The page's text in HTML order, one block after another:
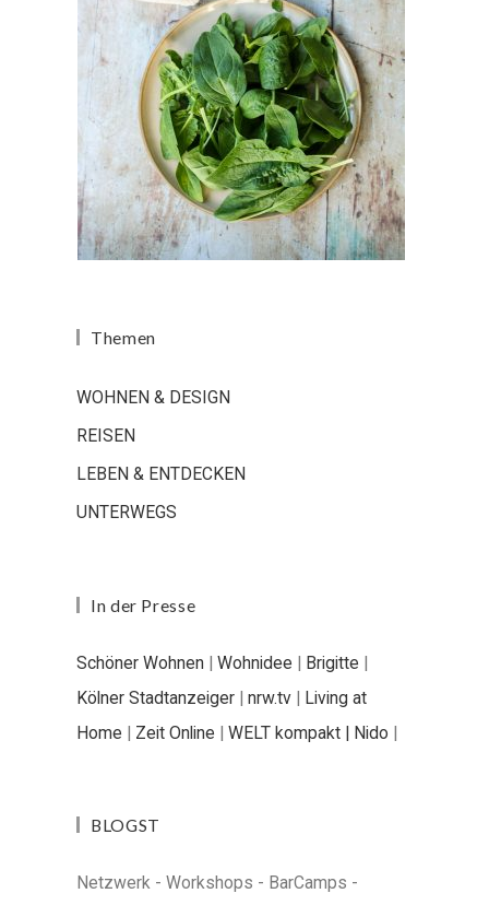
Themen
WOHNEN & DESIGN
REISEN
LEBEN & ENTDECKEN
UNTERWEGS
In der Presse
Schöner Wohnen | Wohnidee | Brigitte |
Kölner Stadtanzeiger | nrw.tv | Living at
Home | Zeit Online | WELT kompakt | Nido |
BLOGST
Netzwerk - Workshops - BarCamps -